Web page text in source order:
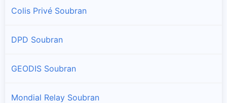
Colis Privé Soubran
DPD Soubran
GEODIS Soubran
Mondial Relay Soubran